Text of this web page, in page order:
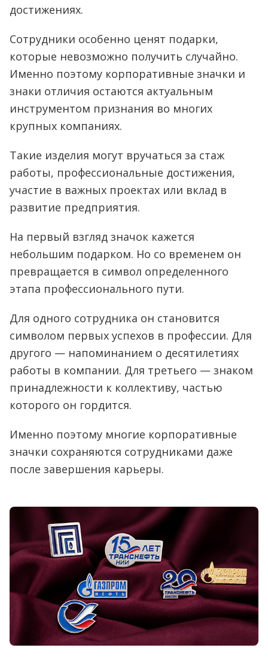
достижениях.
Сотрудники особенно ценят подарки,
которые невозможно получить случайно.
Именно поэтому корпоративные значки и
знаки отличия остаются актуальным
инструментом признания во многих
крупных компаниях.
Такие изделия могут вручаться за стаж
работы, профессиональные достижения,
участие в важных проектах или вклад в
развитие предприятия.
На первый взгляд значок кажется
небольшим подарком. Но со временем он
превращается в символ определенного
этапа профессионального пути.
Для одного сотрудника он становится
символом первых успехов в профессии. Для
другого — напоминанием о десятилетиях
работы в компании. Для третьего — знаком
принадлежности к коллективу, частью
которого он гордится.
Именно поэтому многие корпоративные
значки сохраняются сотрудниками даже
после завершения карьеры.